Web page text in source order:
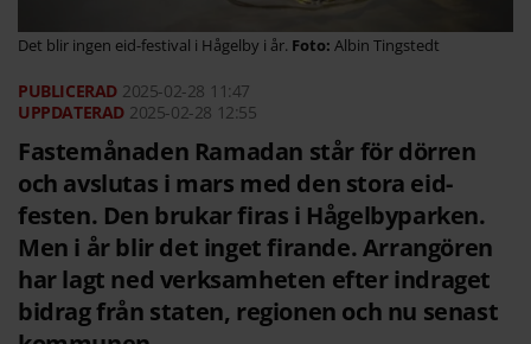
Det blir ingen eid-festival i Hågelby i år. Albin Tingstedt
2025-02-28 11:47
2025-02-28 12:55
Fastemånaden Ramadan står för dörren
och avslutas i mars med den stora eid-
festen. Den brukar firas i Hågelbyparken.
Men i år blir det inget firande. Arrangören
har lagt ned verksamheten efter indraget
bidrag från staten, regionen och nu senast